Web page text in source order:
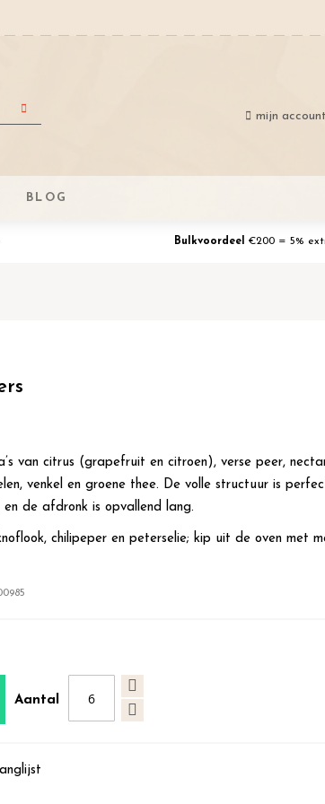
mijn account
BLOG
Bulkvoordeel €200 = 5%
van citrus (grapefruit en citroen), verse peer,
venkel en groene thee. De volle structuur is
de afdronk is opvallend lang.
chilipeper en peterselie; kip uit de oven met
Aantal